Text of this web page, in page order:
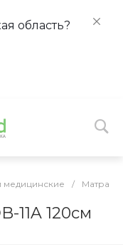
область?
медицинские /
11A 120см